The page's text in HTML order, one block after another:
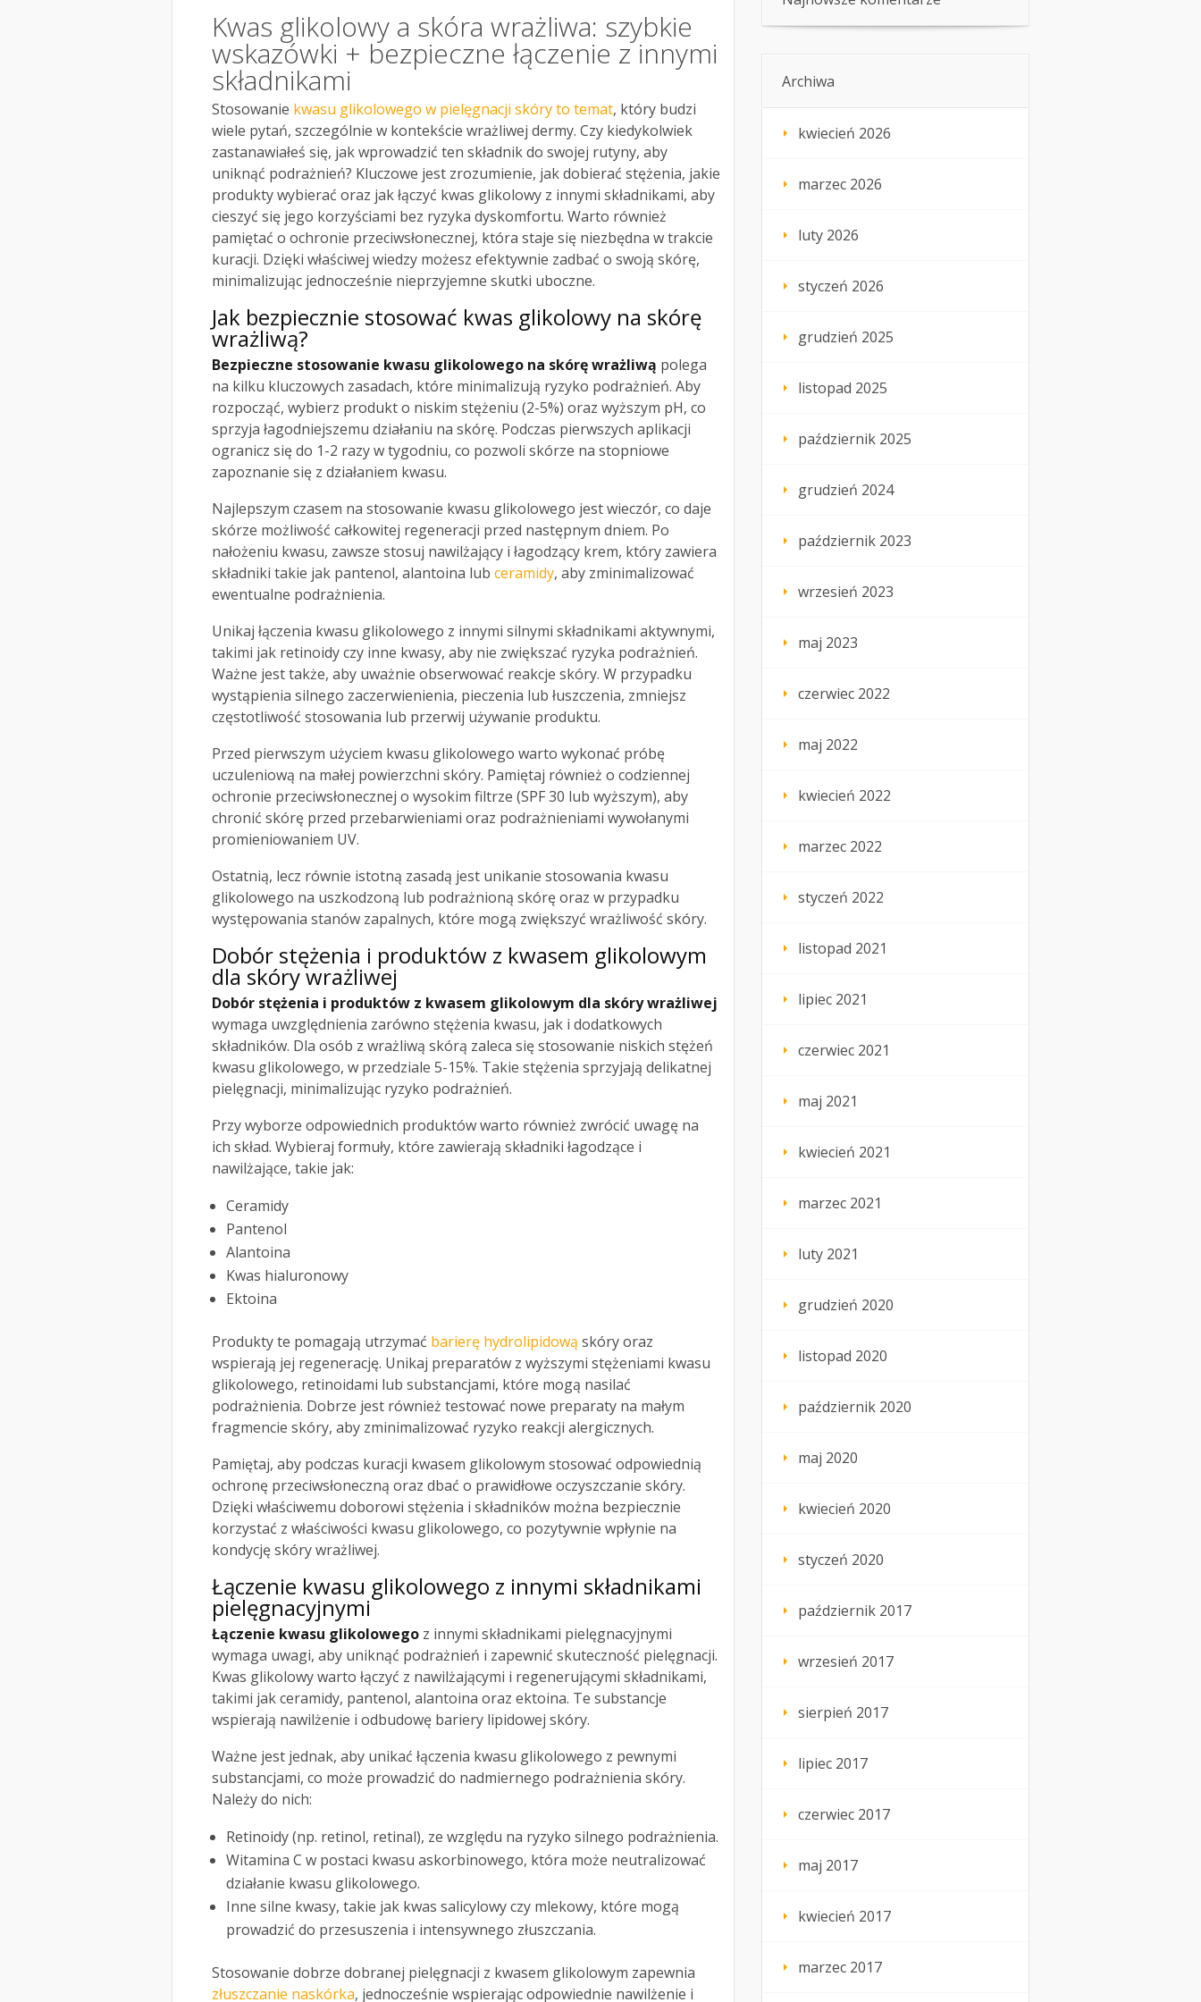
Kwas glikolowy a skóra wrażliwa: szybkie
wskazówki + bezpieczne łączenie z innymi
składnikami
Stosowanie kwasu glikolowego w pielęgnacji skóry to temat, który budzi
wiele pytań, szczególnie w kontekście wrażliwej dermy. Czy kiedykolwiek
zastanawiałeś się, jak wprowadzić ten składnik do swojej rutyny, aby
uniknąć podrażnień? Kluczowe jest zrozumienie, jak dobierać stężenia, jakie
produkty wybierać oraz jak łączyć kwas glikolowy z innymi składnikami, aby
cieszyć się jego korzyściami bez ryzyka dyskomfortu. Warto również
pamiętać o ochronie przeciwsłonecznej, która staje się niezbędna w trakcie
kuracji. Dzięki właściwej wiedzy możesz efektywnie zadbać o swoją skórę,
minimalizując jednocześnie nieprzyjemne skutki uboczne.
Jak bezpiecznie stosować kwas glikolowy na skórę
wrażliwą?
Bezpieczne stosowanie kwasu glikolowego na skórę wrażliwą polega
na kilku kluczowych zasadach, które minimalizują ryzyko podrażnień. Aby
rozpocząć, wybierz produkt o niskim stężeniu (2-5%) oraz wyższym pH, co
sprzyja łagodniejszemu działaniu na skórę. Podczas pierwszych aplikacji
ogranicz się do 1-2 razy w tygodniu, co pozwoli skórze na stopniowe
zapoznanie się z działaniem kwasu.
Najlepszym czasem na stosowanie kwasu glikolowego jest wieczór, co daje
skórze możliwość całkowitej regeneracji przed następnym dniem. Po
nałożeniu kwasu, zawsze stosuj nawilżający i łagodzący krem, który zawiera
składniki takie jak pantenol, alantoina lub ceramidy, aby zminimalizować
ewentualne podrażnienia.
Unikaj łączenia kwasu glikolowego z innymi silnymi składnikami aktywnymi,
takimi jak retinoidy czy inne kwasy, aby nie zwiększać ryzyka podrażnień.
Ważne jest także, aby uważnie obserwować reakcje skóry. W przypadku
wystąpienia silnego zaczerwienienia, pieczenia lub łuszczenia, zmniejsz
częstotliwość stosowania lub przerwij używanie produktu.
Przed pierwszym użyciem kwasu glikolowego warto wykonać próbę
uczuleniową na małej powierzchni skóry. Pamiętaj również o codziennej
ochronie przeciwsłonecznej o wysokim filtrze (SPF 30 lub wyższym), aby
chronić skórę przed przebarwieniami oraz podrażnieniami wywołanymi
promieniowaniem UV.
Ostatnią, lecz równie istotną zasadą jest unikanie stosowania kwasu
glikolowego na uszkodzoną lub podrażnioną skórę oraz w przypadku
występowania stanów zapalnych, które mogą zwiększyć wrażliwość skóry.
Dobór stężenia i produktów z kwasem glikolowym
dla skóry wrażliwej
Dobór stężenia i produktów z kwasem glikolowym dla skóry wrażliwej
wymaga uwzględnienia zarówno stężenia kwasu, jak i dodatkowych
składników. Dla osób z wrażliwą skórą zaleca się stosowanie niskich stężeń
kwasu glikolowego, w przedziale 5-15%. Takie stężenia sprzyjają delikatnej
pielęgnacji, minimalizując ryzyko podrażnień.
Przy wyborze odpowiednich produktów warto również zwrócić uwagę na
ich skład. Wybieraj formuły, które zawierają składniki łagodzące i
nawilżające, takie jak:
Ceramidy
Pantenol
Alantoina
Kwas hialuronowy
Ektoina
Produkty te pomagają utrzymać barierę hydrolipidową skóry oraz
wspierają jej regenerację. Unikaj preparatów z wyższymi stężeniami kwasu
glikolowego, retinoidami lub substancjami, które mogą nasilać
podrażnienia. Dobrze jest również testować nowe preparaty na małym
fragmencie skóry, aby zminimalizować ryzyko reakcji alergicznych.
Pamiętaj, aby podczas kuracji kwasem glikolowym stosować odpowiednią
ochronę przeciwsłoneczną oraz dbać o prawidłowe oczyszczanie skóry.
Dzięki właściwemu doborowi stężenia i składników można bezpiecznie
korzystać z właściwości kwasu glikolowego, co pozytywnie wpłynie na
kondycję skóry wrażliwej.
Łączenie kwasu glikolowego z innymi składnikami
pielęgnacyjnymi
Łączenie kwasu glikolowego z innymi składnikami pielęgnacyjnymi
wymaga uwagi, aby uniknąć podrażnień i zapewnić skuteczność pielęgnacji.
Kwas glikolowy warto łączyć z nawilżającymi i regenerującymi składnikami,
takimi jak ceramidy, pantenol, alantoina oraz ektoina. Te substancje
wspierają nawilżenie i odbudowę bariery lipidowej skóry.
Ważne jest jednak, aby unikać łączenia kwasu glikolowego z pewnymi
substancjami, co może prowadzić do nadmiernego podrażnienia skóry.
Należy do nich:
Retinoidy (np. retinol, retinal), ze względu na ryzyko silnego podrażnienia.
Witamina C w postaci kwasu askorbinowego, która może neutralizować
działanie kwasu glikolowego.
Inne silne kwasy, takie jak kwas salicylowy czy mlekowy, które mogą
prowadzić do przesuszenia i intensywnego złuszczania.
Stosowanie dobrze dobranej pielęgnacji z kwasem glikolowym zapewnia
złuszczanie naskórka, jednocześnie wspierając odpowiednie nawilżenie i
Archiwa
kwiecień 2026
marzec 2026
luty 2026
styczeń 2026
grudzień 2025
listopad 2025
październik 2025
grudzień 2024
październik 2023
wrzesień 2023
maj 2023
czerwiec 2022
maj 2022
kwiecień 2022
marzec 2022
styczeń 2022
listopad 2021
lipiec 2021
czerwiec 2021
maj 2021
kwiecień 2021
marzec 2021
luty 2021
grudzień 2020
listopad 2020
październik 2020
maj 2020
kwiecień 2020
styczeń 2020
październik 2017
wrzesień 2017
sierpień 2017
lipiec 2017
czerwiec 2017
maj 2017
kwiecień 2017
marzec 2017